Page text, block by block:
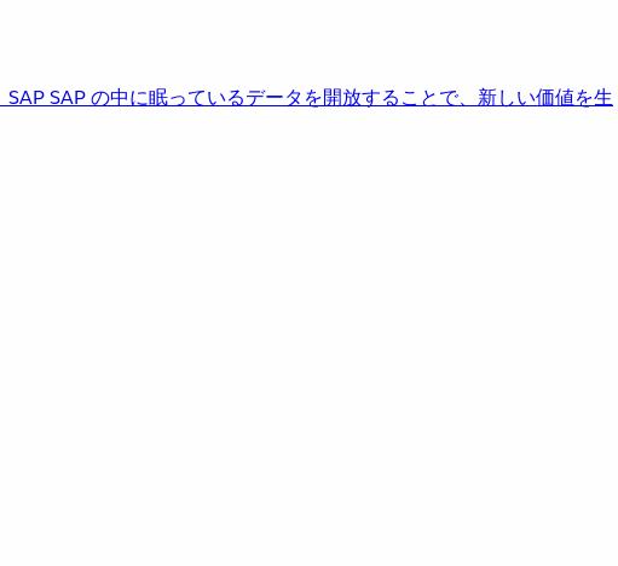
SAPSAP の中に眠っているデータを開放することで、新しい価値を生